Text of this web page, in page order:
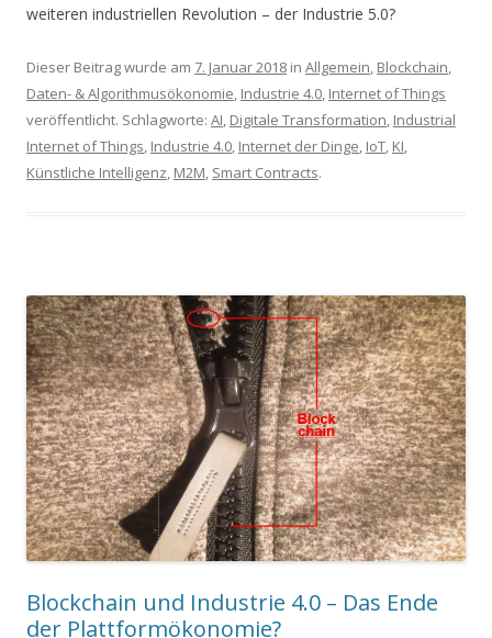
weiteren industriellen Revolution – der Industrie 5.0?
Dieser Beitrag wurde am 7. Januar 2018 in Allgemein, Blockchain,
Daten- & Algorithmusökonomie, Industrie 4.0, Internet of Things
veröffentlicht. Schlagworte: AI, Digitale Transformation, Industrial
Internet of Things, Industrie 4.0, Internet der Dinge, IoT, KI,
Künstliche Intelligenz, M2M, Smart Contracts.
Blockchain und Industrie 4.0 – Das Ende
der Plattformökonomie?